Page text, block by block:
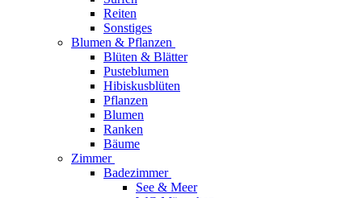
Reiten
Sonstiges
Blumen & Pflanzen
Blüten & Blätter
Pusteblumen
Hibiskusblüten
Pflanzen
Blumen
Ranken
Bäume
Zimmer
Badezimmer
See & Meer